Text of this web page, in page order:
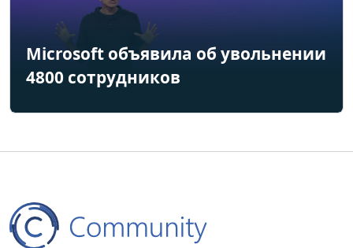
Microsoft объявила об увольнении
4800 сотрудников